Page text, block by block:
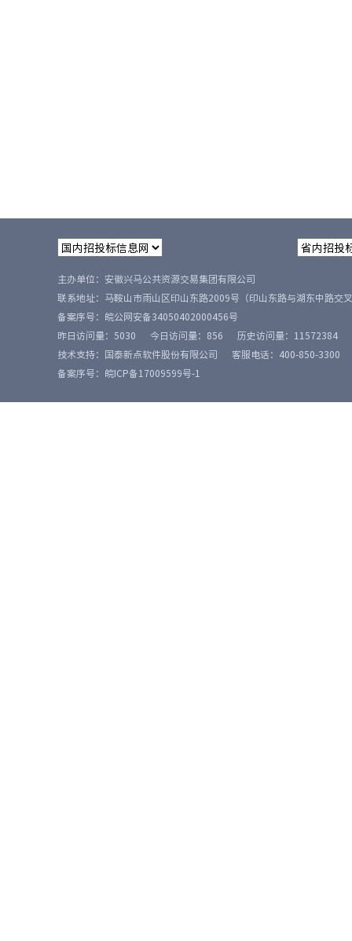
主办单位：安徽兴马公共资源交易集团有限公司
联系地址：马鞍山市雨山区印山东路2009号（印山东路与湖东中路交
备案序号： 皖公网安备34050402000456号
昨日访问量： 5030 今日访问量： 856 历史访问量： 11572384
技术支持：国泰新点软件股份有限公司
客服电话：400-850-3300
备案序号：皖ICP备17009599号-1